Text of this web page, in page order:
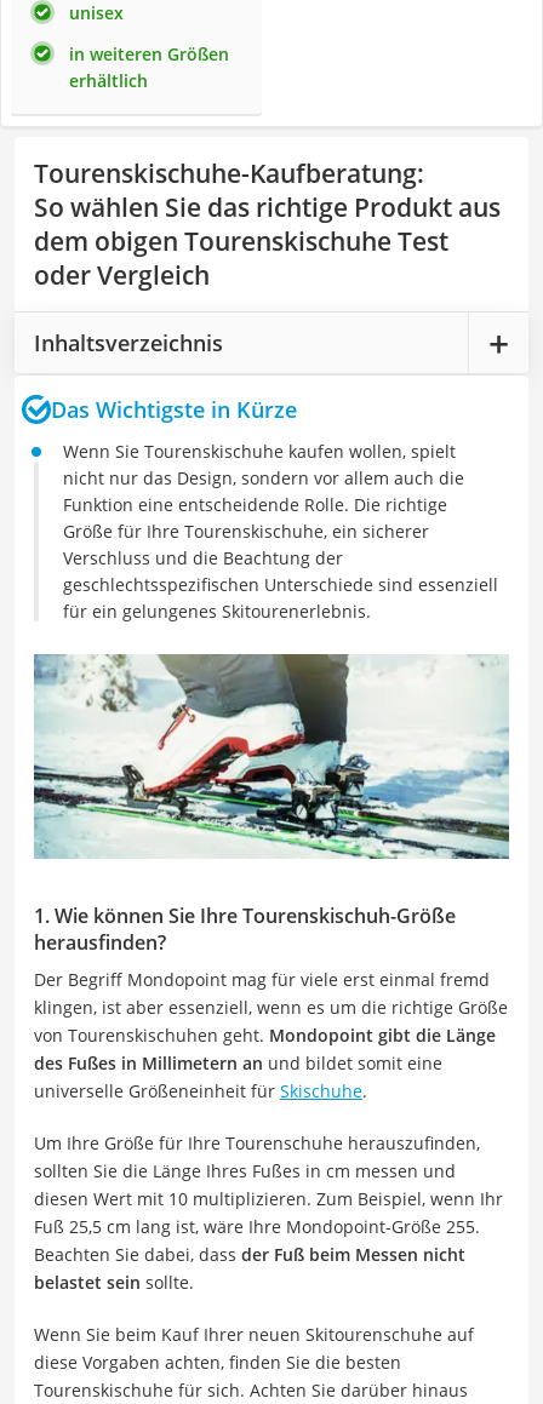
unisex
in weiteren Größen
erhältlich
Tourenskischuhe-Kaufberatung:
So wählen Sie das richtige Produkt aus
dem obigen Tourenskischuhe Test
oder Vergleich
Inhaltsverzeichnis
Das Wichtigste in Kürze
Wenn Sie Tourenskischuhe kaufen wollen, spielt
nicht nur das Design, sondern vor allem auch die
Funktion eine entscheidende Rolle. Die richtige
Größe für Ihre Tourenskischuhe, ein sicherer
Verschluss und die Beachtung der
geschlechtsspezifischen Unterschiede sind essenziell
für ein gelungenes Skitourenerlebnis.
1. Wie können Sie Ihre Tourenskischuh-Größe
herausfinden?
Der Begriff Mondopoint mag für viele erst einmal fremd
klingen, ist aber essenziell, wenn es um die richtige Größe
von Tourenskischuhen geht. Mondopoint gibt die Länge
des Fußes in Millimetern an und bildet somit eine
universelle Größeneinheit für Skischuhe.
Um Ihre Größe für Ihre Tourenschuhe herauszufinden,
sollten Sie die Länge Ihres Fußes in cm messen und
diesen Wert mit 10 multiplizieren. Zum Beispiel, wenn Ihr
Fuß 25,5 cm lang ist, wäre Ihre Mondopoint-Größe 255.
Beachten Sie dabei, dass der Fuß beim Messen nicht
belastet sein sollte.
Wenn Sie beim Kauf Ihrer neuen Skitourenschuhe auf
diese Vorgaben achten, finden Sie die besten
Tourenskischuhe für sich. Achten Sie darüber hinaus